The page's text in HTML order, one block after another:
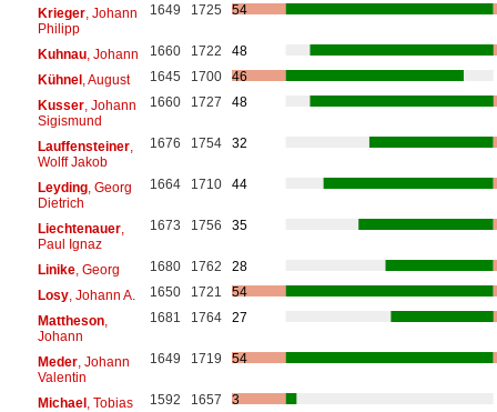
Krieger, Johann
Philipp
1649 1725 54
Kuhnau, Johann 1660 1722
48
Kühnel, August 1645 1700
46
Kusser, Johann
Sigismund
1660 1727 48
Lauffensteiner,
Wolff Jakob
1676 1754 32
Leyding, Georg
Dietrich
1664 1710 44
Liechtenauer,
Paul Ignaz
1673 1756 35
Linike, Georg 1680 1762
28
Losy, Johann A. 1650 1721
54
Mattheson,
Johann
1681 1764 27
Meder, Johann
Valentin
1649 1719 54
Michael, Tobias 1592 1657
3